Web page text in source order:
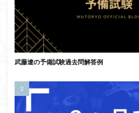
武藤遼の予備試験過去問解答例